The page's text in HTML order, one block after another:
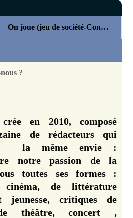
On joue (jeu de société-Concours)
?
crée en 2010, composé
de rédacteurs qui
la même envie :
notre passion de la
toutes ses formes :
cinéma, de littérature
jeunesse, critiques de
théâtre, concert ,